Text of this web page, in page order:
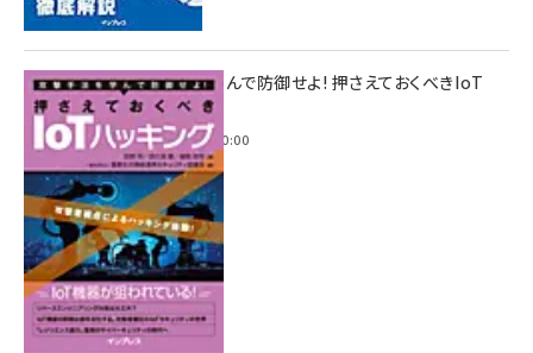
攻撃手法を学んで防御せよ! 押さえておくべきIoT
ハッキング
2022年6月14日 0:00